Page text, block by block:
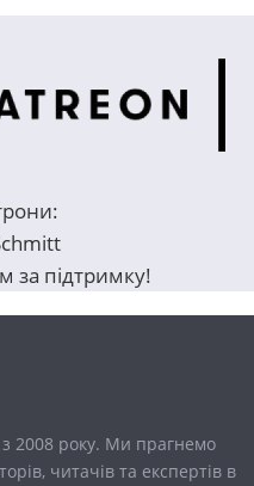
за підтримку!
з 2008 року. Ми прагнемо
читачів та експертів в